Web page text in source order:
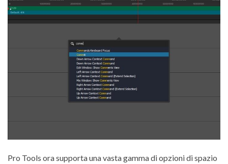
Pro Tools ora supporta una vasta gamma di opzioni di spazio